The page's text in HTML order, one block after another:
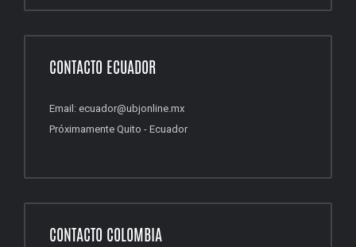
CONTACTO ECUADOR
Email: ecuador@ubjonline.mx
Próximamente Quito - Ecuador
CONTACTO COLOMBIA